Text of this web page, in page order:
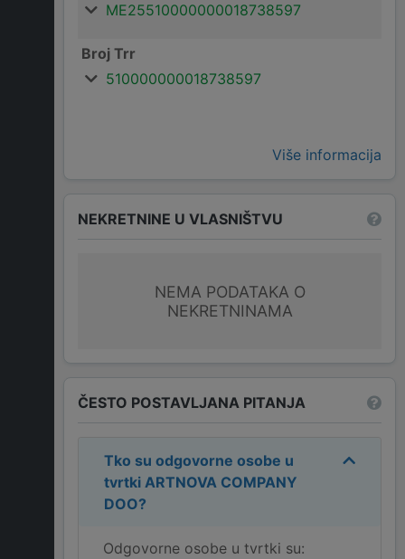
ME25510000000018738597
Broj Trr
510000000018738597
Više informacija
NEKRETNINE U VLASNIŠTVU
NEMA PODATAKA O
NEKRETNINAMA
ČESTO POSTAVLJANA PITANJA
Tko su odgovorne osobe u
tvrtki ARTNOVA COMPANY
DOO?
Odgovorne osobe u tvrtki su: